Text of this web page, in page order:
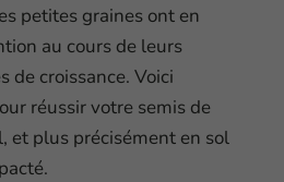
petites graines ont en
au cours de leurs
de croissance. Voici
réussir votre semis de
et plus précisément en sol